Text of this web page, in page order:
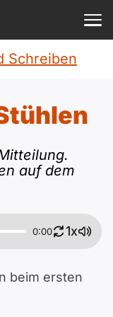
Schreiben
auf dem
0:00 1x
beim ersten